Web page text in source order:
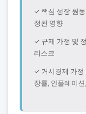
✓ 핵심 성장 원
정된 영향
✓ 규제 가정 및
리스크
✓ 거시경제 가정
장률, 인플레이션